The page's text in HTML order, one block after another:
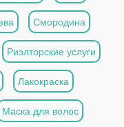
Смородина
Риэлторские услуги
Лакокраска
Маска для волос